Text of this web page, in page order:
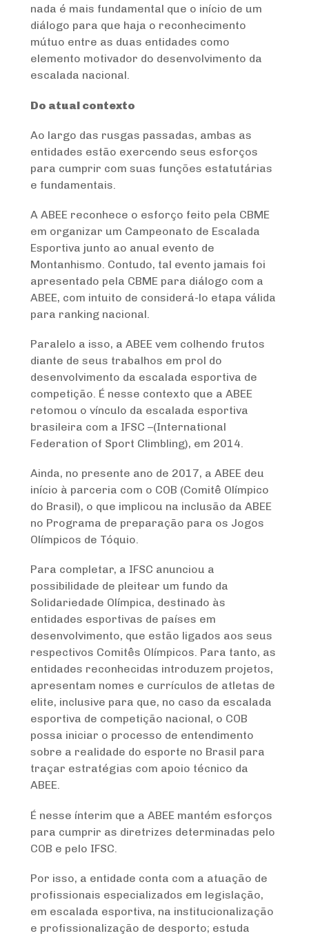
nada é mais fundamental que o início de um
diálogo para que haja o reconhecimento
mútuo entre as duas entidades como
elemento motivador do desenvolvimento da
escalada nacional.
Do atual contexto
Ao largo das rusgas passadas, ambas as
entidades estão exercendo seus esforços
para cumprir com suas funções estatutárias
e fundamentais.
A ABEE reconhece o esforço feito pela CBME
em organizar um Campeonato de Escalada
Esportiva junto ao anual evento de
Montanhismo. Contudo, tal evento jamais foi
apresentado pela CBME para diálogo com a
ABEE, com intuito de considerá-lo etapa válida
para ranking nacional.
Paralelo a isso, a ABEE vem colhendo frutos
diante de seus trabalhos em prol do
desenvolvimento da escalada esportiva de
competição. É nesse contexto que a ABEE
retomou o vínculo da escalada esportiva
brasileira com a IFSC –(International
Federation of Sport Climbling), em 2014.
Ainda, no presente ano de 2017, a ABEE deu
início à parceria com o COB (Comitê Olímpico
do Brasil), o que implicou na inclusão da ABEE
no Programa de preparação para os Jogos
Olímpicos de Tóquio.
Para completar, a IFSC anunciou a
possibilidade de pleitear um fundo da
Solidariedade Olímpica, destinado às
entidades esportivas de países em
desenvolvimento, que estão ligados aos seus
respectivos Comitês Olímpicos. Para tanto, as
entidades reconhecidas introduzem projetos,
apresentam nomes e currículos de atletas de
elite, inclusive para que, no caso da escalada
esportiva de competição nacional, o COB
possa iniciar o processo de entendimento
sobre a realidade do esporte no Brasil para
traçar estratégias com apoio técnico da
ABEE.
É nesse ínterim que a ABEE mantém esforços
para cumprir as diretrizes determinadas pelo
COB e pelo IFSC.
Por isso, a entidade conta com a atuação de
profissionais especializados em legislação,
em escalada esportiva, na institucionalização
e profissionalização de desporto; estuda